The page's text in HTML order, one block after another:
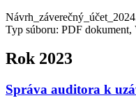
Typ súboru: PDF
Rok 2023
Správa auditora k